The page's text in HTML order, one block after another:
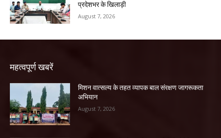
प्रदेशभर के खिलाड़ी
August 7, 2026
महत्वपूर्ण खबरें
मिशन वात्सल्य के तहत व्यापक बाल संरक्षण जागरूकता
अभियान
August 7, 2026